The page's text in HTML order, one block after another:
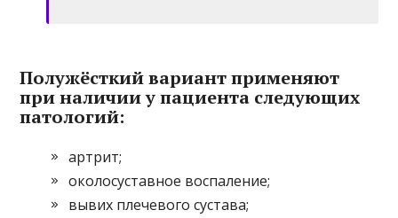
Полужёсткий вариант применяют
при наличии у пациента следующих
патологий:
артрит;
околосуставное воспаление;
вывих плечевого сустава;